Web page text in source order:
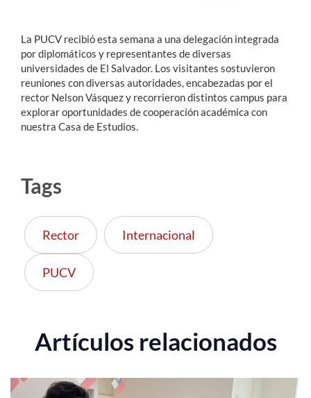
La PUCV recibió esta semana a una delegación integrada
por diplomáticos y representantes de diversas
universidades de El Salvador. Los visitantes sostuvieron
reuniones con diversas autoridades, encabezadas por el
rector Nelson Vásquez y recorrieron distintos campus para
explorar oportunidades de cooperación académica con
nuestra Casa de Estudios.
Tags
Rector Internacional
PUCV
Artículos relacionados